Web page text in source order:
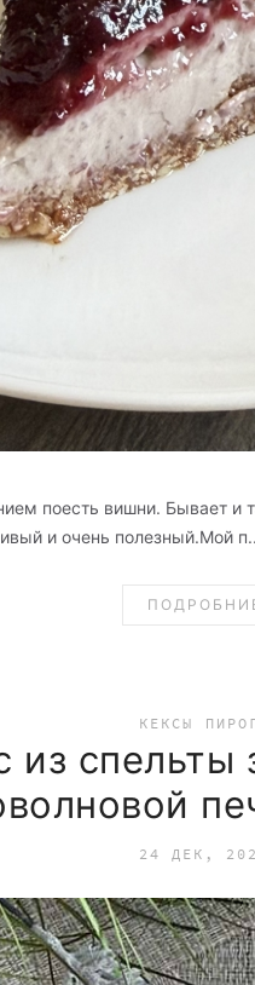
поесть вишни. Бывает и
и очень полезный.Мой
КЕКСЫ
спельты
24 ДЕК,